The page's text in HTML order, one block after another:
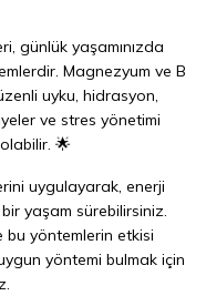
günlük yaşamınızda
Magnezyum ve B
uyku, hidrasyon,
ve stres yönetimi
🌟
uygulayarak, enerji
yaşam sürebilirsiniz.
bu yöntemlerin etkisi
yöntemi bulmak için